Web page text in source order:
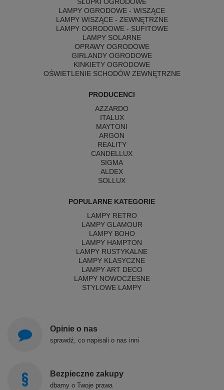
LAMPY OGRODOWE - WISZĄCE
LAMPY WISZĄCE - ZEWNĘTRZNE
LAMPY OGRODOWE - SUFITOWE
LAMPY SOLARNE
OPRAWY OGRODOWE
GIRLANDY OGRODOWE
KINKIETY OGRODOWE
OŚWIETLENIE SCHODÓW ZEWNĘTRZNE
PRODUCENCI
AZZARDO
ITALUX
MAYTONI
ARGON
REALITY
CANDELLUX
SIGMA
ALDEX
SOLLUX
POPULARNE KATEGORIE
LAMPY RETRO
LAMPY GLAMOUR
LAMPY BOHO
LAMPY HAMPTON
LAMPY RUSTYKALNE
LAMPY KLASYCZNE
LAMPY ART DECO
LAMPY NOWOCZESNE
STYLOWE LAMPY
Opinie o nas
sprawdź, co napisali o nas inni
Bezpieczne zakupy
dbamy o Twoje prawa